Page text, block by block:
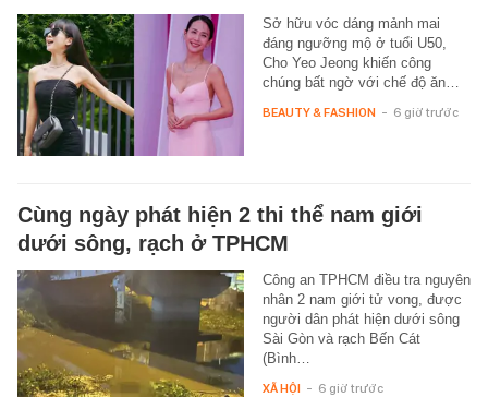
Sở hữu vóc dáng mảnh mai
đáng ngưỡng mộ ở tuổi U50,
Cho Yeo Jeong khiến công
chúng bất ngờ với chế độ ăn…
BEAUTY & FASHION - 6 giờ trước
Cùng ngày phát hiện 2 thi thể nam giới
dưới sông, rạch ở TPHCM
Công an TPHCM điều tra nguyên
nhân 2 nam giới tử vong, được
người dân phát hiện dưới sông
Sài Gòn và rạch Bến Cát
(Bình…
XÃ HỘI - 6 giờ trước